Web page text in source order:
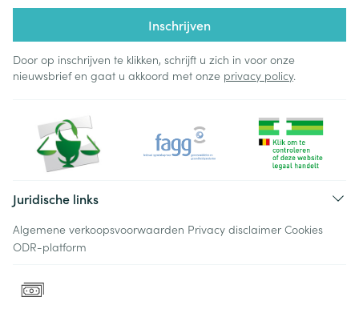
Inschrijven
Door op inschrijven te klikken, schrijft u zich in voor onze
nieuwsbrief en gaat u akkoord met onze privacy policy.
Juridische links
Algemene verkoopsvoorwaarden Privacy disclaimer Cookies
ODR-platform